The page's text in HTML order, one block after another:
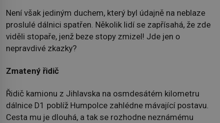
Není však jediným duchem, který byl údajně na neblaze
proslulé dálnici spatřen. Několik lidí se zapřísahá, že zde
viděli stopaře, jenž beze stopy zmizel! Jde jen o
nepravdivé zkazky?
Zmatený řidič
Řidič kamionu z Jihlavska na osmdesátém kilometru
dálnice D1 poblíž Humpolce zahlédne mávající postavu.
Cesta mu je dlouhá, a tak se rozhodne neznámému